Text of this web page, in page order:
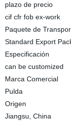
plazo de precio
cif cfr fob ex-work
Paquete de
Standard Export
Especificación
can be customized
Marca Comercial
Pulda
Origen
Jiangsu, China